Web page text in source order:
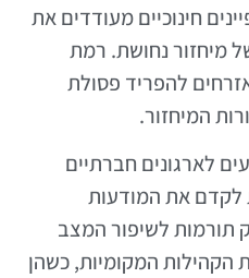
חינוכיים מעודדים את
מיחזור נחושת. רמת
להפריד פסולת
המיחזור.
לארגונים חברתיים
לקדם את המודעות
תורמות לשיפור המצב
המקומיות, כשהן